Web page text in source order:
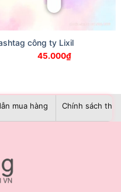
công ty Lixil
45.000₫
mua hàng Chính sách